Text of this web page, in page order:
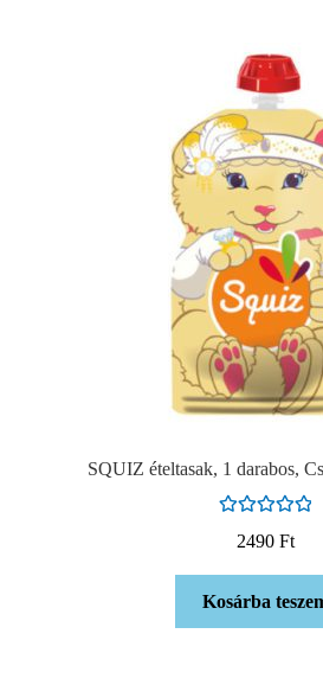
SQUIZ ételtasak, 1 darabos,
2490 Ft
Kosárba